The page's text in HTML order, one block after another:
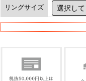
リングサイズ